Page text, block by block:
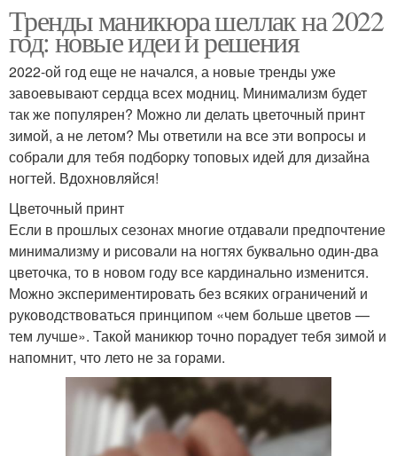
Тренды маникюра шеллак на 2022
год: новые идеи и решения
2022-ой год еще не начался, а новые тренды уже
завоевывают сердца всех модниц. Минимализм будет
так же популярен? Можно ли делать цветочный принт
зимой, а не летом? Мы ответили на все эти вопросы и
собрали для тебя подборку топовых идей для дизайна
ногтей. Вдохновляйся!
Цветочный принт
Если в прошлых сезонах многие отдавали предпочтение
минимализму и рисовали на ногтях буквально один-два
цветочка, то в новом году все кардинально изменится.
Можно экспериментировать без всяких ограничений и
руководствоваться принципом «чем больше цветов —
тем лучше». Такой маникюр точно порадует тебя зимой и
напомнит, что лето не за горами.